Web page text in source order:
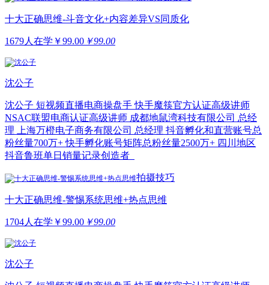
十大正确思维-斗音文化+内容差异VS同质化
1679人在学 ￥99.00 ￥99.00
沈公子
沈公子 短视频直播电商操盘手 快手魔筷官方认证高级讲师
NSAC联盟电商认证高级讲师 成都地鼠湾科技有限公司 总经
理 上海万橙电子商务有限公司 总经理 抖音孵化和直营账号总
粉丝量700万+ 快手孵化账号矩阵总粉丝量2500万+ 四川地区
抖音鲁班单日销量记录创造者
拍摄技巧
十大正确思维-警惕系统思维+热点思维
1704人在学 ￥99.00 ￥99.00
沈公子